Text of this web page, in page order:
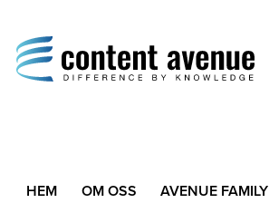
Difference by Knowledge
HEM OM OSS AVENUE FAMILY